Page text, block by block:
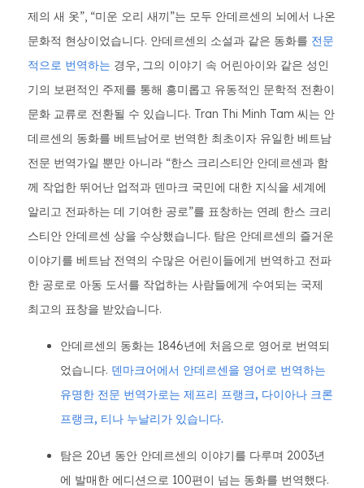
제의 새 옷”, “미운 오리 새끼”는 모두 안데르센의 뇌에서 나온
문화적 현상이었습니다. 안데르센의 소설과 같은 동화를 전문
적으로 번역하는 경우, 그의 이야기 속 어린아이와 같은 성인
기의 보편적인 주제를 통해 흥미롭고 유동적인 문학적 전환이
문화 교류로 전환될 수 있습니다. Tran Thi Minh Tam 씨는 안
데르센의 동화를 베트남어로 번역한 최초이자 유일한 베트남
전문 번역가일 뿐만 아니라 “한스 크리스티안 안데르센과 함
께 작업한 뛰어난 업적과 덴마크 국민에 대한 지식을 세계에
알리고 전파하는 데 기여한 공로”를 표창하는 연례 한스 크리
스티안 안데르센 상을 수상했습니다. 탐은 안데르센의 즐거운
이야기를 베트남 전역의 수많은 어린이들에게 번역하고 전파
한 공로로 아동 도서를 작업하는 사람들에게 수여되는 국제
최고의 표창을 받았습니다.
안데르센의 동화는 1846년에 처음으로 영어로 번역되
었습니다. 덴마크어에서 안데르센을 영어로 번역하는
유명한 전문 번역가로는 제프리 프랭크, 다이아나 크론
프랭크, 티나 누날리가 있습니다.
탐은 20년 동안 안데르센의 이야기를 다루며 2003년
에 발매한 에디션으로 100편이 넘는 동화를 번역했다.